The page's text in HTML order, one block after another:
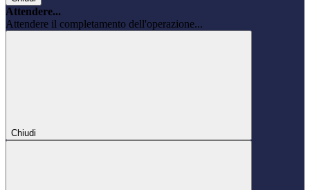
Attendere...
Attendere il completamento dell'operazione...
Chiudi